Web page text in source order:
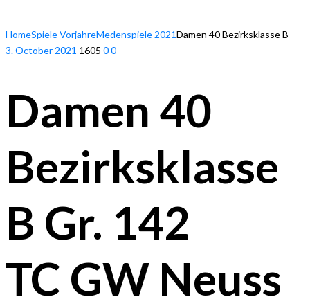
HomeSpiele VorjahreMedenspiele 2021Damen 40 Bezirksklasse B
3. October 2021 1605 00
Damen 40
Bezirksklasse
B Gr. 142
TC GW Neuss